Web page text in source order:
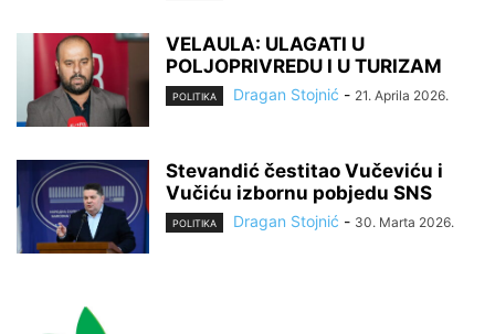
VELAULA: ULAGATI U
POLJOPRIVREDU I U TURIZAM
POLITIKA Dragan Stojnić - 21. Aprila 2026.
Stevandić čestitao Vučeviću i
Vučiću izbornu pobjedu SNS
POLITIKA Dragan Stojnić - 30. Marta 2026.